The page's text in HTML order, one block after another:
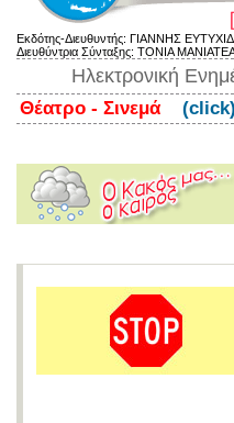
Εκδότης-Διευθυντής: ΓΙΑΝΝΗΣ
Διευθύντρια Σύνταξης: ΤΟΝΙΑ
Ηλεκτρονική
Θέατρο - Σινεμά (click)